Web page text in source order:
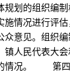
规划的组织编
施情况进行评
众意见。组织
镇人民代表大
的情况。 第